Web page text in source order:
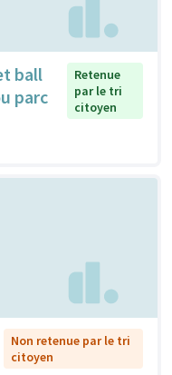
ball
parc
Retenue
par le tri
citoyen
Non retenue par le tri
citoyen